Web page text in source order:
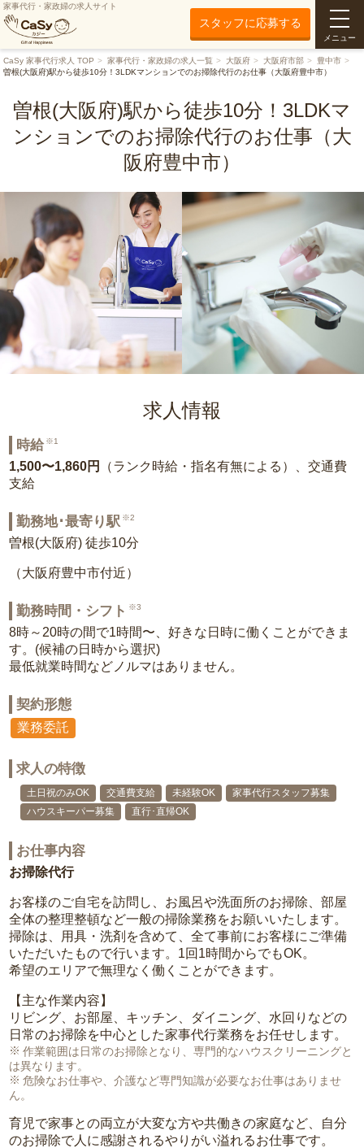
家事代行・家政婦の求人サイト
スタッフに応募する
メニュー
CaSy 家事代行求人 TOP 家事代行・家政婦の求人一覧 大阪府 大阪府市部
豊中市
曽根(大阪府)駅から徒歩10分！3LDKマンションでのお掃除代行のお仕事（大阪府豊中市）
曽根(大阪府)駅から徒歩10分！3LDKマ
ンションでのお掃除代行のお仕事（大
阪府豊中市）
求人情報
時給 ※1
1,500〜1,860円
（ランク時給・指名有無による）、交通費
支給
勤務地･最寄り駅 ※2
曽根(大阪府) 徒歩10分
（大阪府豊中市付近）
勤務時間・シフト ※3
8時～20時の間で1時間〜、好きな日時に働くことができま
す。(候補の日時から選択)
最低就業時間などノルマはありません。
契約形態
業務委託
求人の特徴
土日祝のみOK 交通費支給 未経験OK
家事代行スタッフ募集
ハウスキーパー募集
直行･直帰OK
お仕事内容
お掃除代行
お客様のご自宅を訪問し、お風呂や洗面所のお掃除、部屋
全体の整理整頓など一般の掃除業務をお願いいたします。
掃除は、用具・洗剤を含めて、全て事前にお客様にご準備
いただいたもので行います。1回1時間からでもOK。
希望のエリアで無理なく働くことができます。
【主な作業内容】
リビング、お部屋、キッチン、ダイニング、水回りなどの
日常のお掃除を中心とした家事代行業務をお任せします。
作業範囲は日常のお掃除となり、専門的なハウスクリーニングと
は異なります。
危険なお仕事や、介護など専門知識が必要なお仕事はありませ
ん。
育児で家事との両立が大変な方や共働きの家庭など、自分
のお掃除で人に感謝されるやりがい溢れるお仕事です。